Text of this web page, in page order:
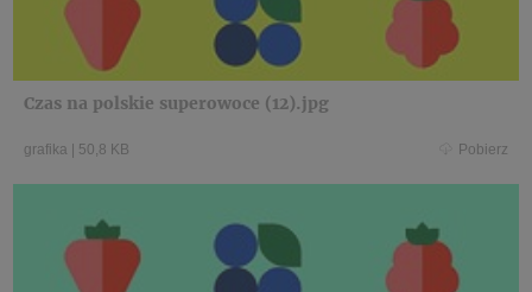
Czas na polskie superowoce (12).jpg
grafika | 50,8 KB Pobierz